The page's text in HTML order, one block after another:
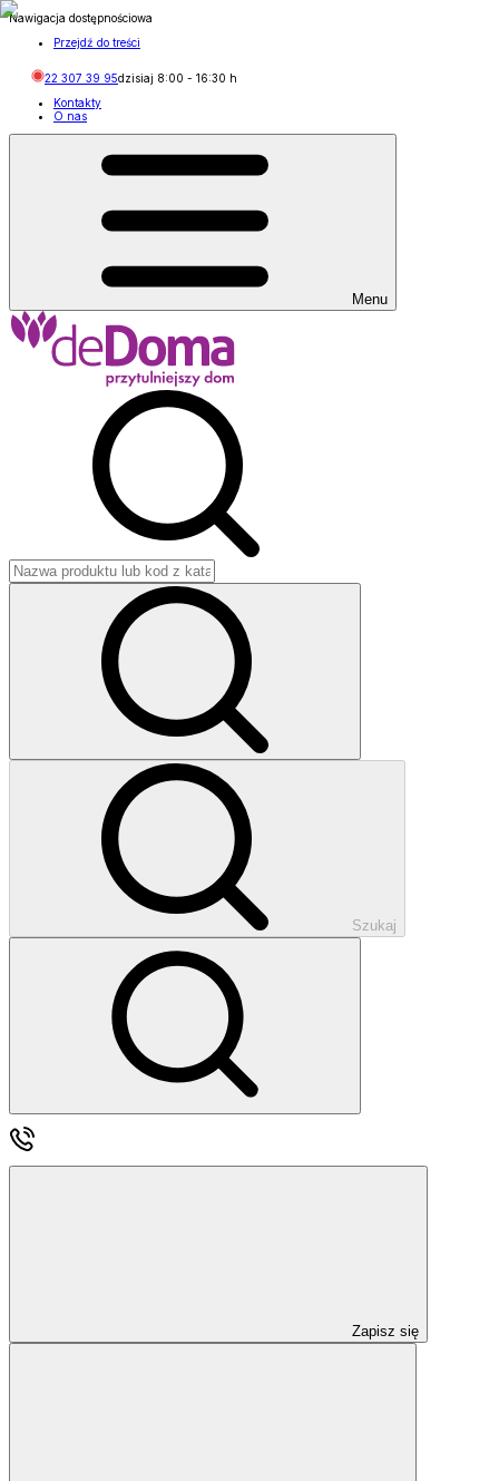
Nawigacja dostępnościowa
Przejdź do treści
22 307 39 95dzisiaj 8:00 - 16:30 h
Kontakty
O nas
Menu
Szukaj
Zapisz się